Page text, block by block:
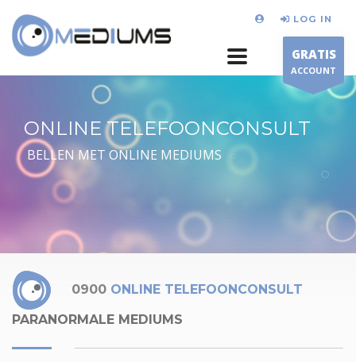
LOG IN
GRATIS
ACCOUNT
ONLINE TELEFOONCONSULT
BELLEN MET ONLINE MEDIUMS
0900 ONLINE TELEFOONCONSULT
PARANORMALE MEDIUMS